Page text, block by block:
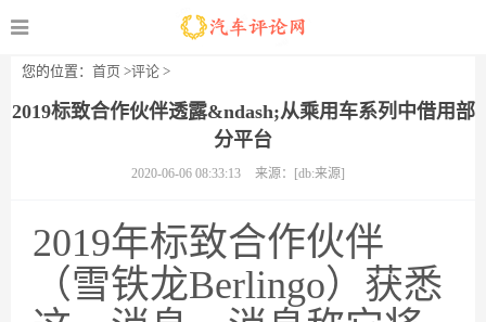
您的位置： 首页 >评论 >
2019标致合作伙伴透露&ndash;从乘用车系列中借用部
分平台
2020-06-06 08:33:13 来源：[db:来源]
2019年标致合作伙伴
（雪铁龙Berlingo）获悉